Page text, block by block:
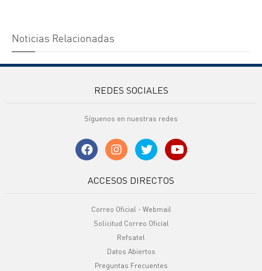
Noticias Relacionadas
REDES SOCIALES
Síguenos en nuestras redes
ACCESOS DIRECTOS
Correo Oficial - Webmail
Solicitud Correo Oficial
Refsatel
Datos Abiertos
Preguntas Frecuentes